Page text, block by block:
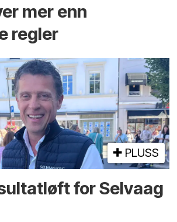
mer enn
regler
PLUSS
for Selvaag